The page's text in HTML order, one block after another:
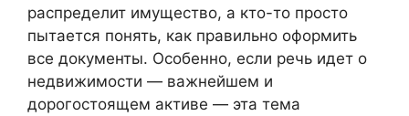
распределит имущество, а кто-то просто
пытается понять, как правильно оформить
все документы. Особенно, если речь идет о
недвижимости — важнейшем и
дорогостоящем активе — эта тема